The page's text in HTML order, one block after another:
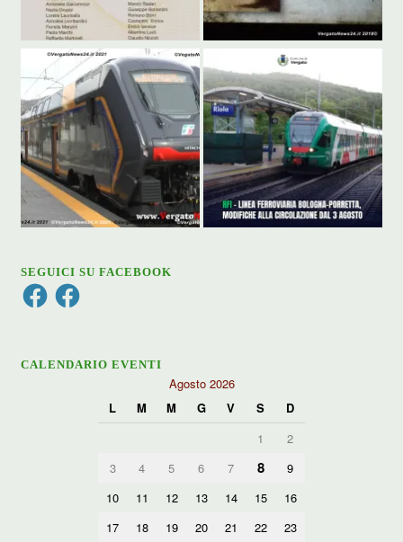
SEGUICI SU FACEBOOK
FacebookFacebook
CALENDARIO EVENTI
Agosto 2026
L
M M G V S
D
1
2
3
4 5 6 7 8
9
10
11 12 13 14 15
16
17
18 19 20 21 22
23